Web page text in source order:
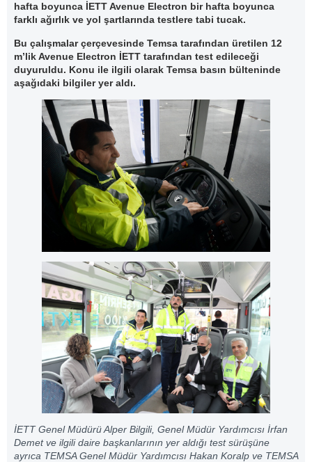
hafta boyunca İETT Avenue Electron bir hafta boyunca
farklı ağırlık ve yol şartlarında testlere tabi tucak.
Bu çalışmalar çerçevesinde Temsa tarafından üretilen 12
m’lik Avenue Electron İETT tarafından test edileceği
duyuruldu. Konu ile ilgili olarak Temsa basın bülteninde
aşağıdaki bilgiler yer aldı.
İETT Genel Müdürü Alper Bilgili, Genel Müdür Yardımcısı İrfan
Demet ve ilgili daire başkanlarının yer aldığı test sürüşüne
ayrıca TEMSA Genel Müdür Yardımcısı Hakan Koralp ve TEMSA